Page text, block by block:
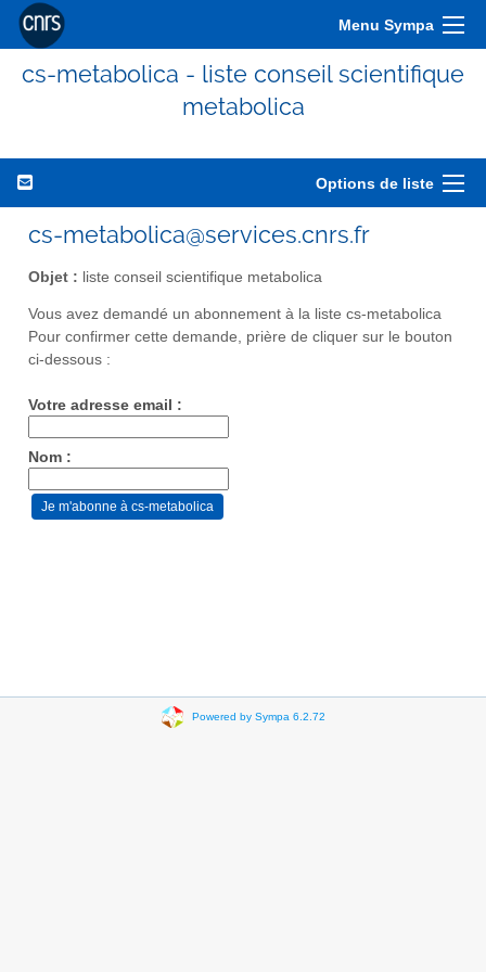
Menu Sympa
cs-metabolica - liste conseil scientifique
metabolica
Options de liste
cs-metabolica@services.cnrs.fr
Objet : liste conseil scientifique metabolica
Vous avez demandé un abonnement à la liste cs-metabolica
Pour confirmer cette demande, prière de cliquer sur le bouton
ci-dessous :
Votre adresse email :
Nom :
Powered by Sympa 6.2.72